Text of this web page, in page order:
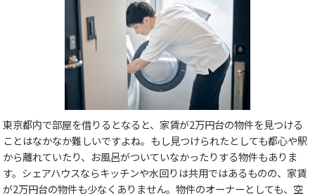
東京都内で部屋を借りるとなると、家賃が2万円台の物件を見つける
ことはなかなか難しいですよね。もし見つけられたとしても都心や駅
から離れていたり、お風呂がついていなかったりする物件もありま
す。シェアハウスならキッチンや水回りは共用ではあるものの、家賃
が2万円台の物件も少なくありません。物件のオーナーとしても、空